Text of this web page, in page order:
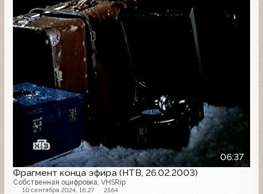
06:37
Фрагмент конца эфира (НТВ, 26.02.2003)
Собственная оцифровка. VHSRip
10 сентября 2024, 16:27 2564